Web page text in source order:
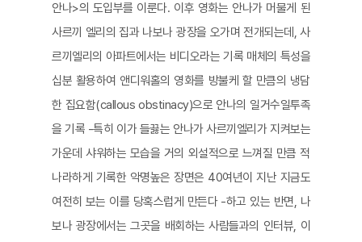
안나>의 도입부를 이룬다. 이후 영화는 안나가 머물게 된
사르끼 엘리의 집과 나보나 광장을 오가며 전개되는데, 사
르끼엘리의 아파트에서는 비디오라는 기록 매체의 특성을
십분 활용하여 앤디워홀의 영화를 방불케 할 만큼의 냉담
한 집요함(callous obstinacy)으로 안나의 일거수일투족
을 기록 -특히 이가 들끓는 안나가 사르끼엘리가 지켜보는
가운데 샤워하는 모습을 거의 외설적으로 느껴질 만큼 적
나라하게 기록한 악명높은 장면은 40여년이 지난 지금도
여전히 보는 이를 당혹스럽게 만든다 -하고 있는 반면, 나
보나 광장에서는 그곳을 배회하는 사람들과의 인터뷰, 이